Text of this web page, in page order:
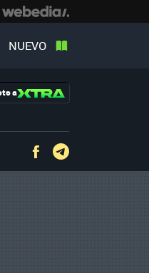
NUEVO
a
Facebook